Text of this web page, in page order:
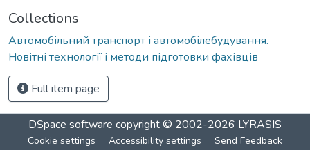
Collections
Автомобільний транспорт і автомобілебудування.
Новітні технології і методи підготовки фахівців
Full item page
DSpace software copyright © 2002-2026 LYRASIS
Cookie settings Accessibility settings Send Feedback